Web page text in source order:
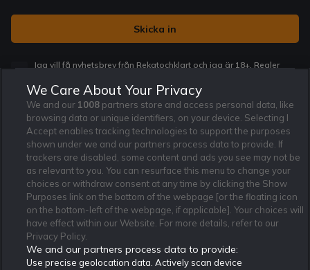
Jag vill få nyhetsbrev från Rekatochklart och jag är 18+. Regler
Rekatochklart.com är Sveriges ledande betting-community. 2017 nominerades
Affiliate Modell
Kontakta oss
Redaktionen
Ansvarsfullt Spelande
Nyhetsarkiv
Tipsarkiv
Cookie Policy
Användarvilkor
Integritetspolicy
Sportkalender
We Care About Your Privacy
We and our 1008 partners store and access personal data, like
browsing data or unique identifiers, on your device. Selecting I
Accept enables tracking technologies to support the purposes
shown under we and our partners process data to provide. If
trackers are disabled, some content and ads you see may not be
as relevant to you. You can resurface this menu to change your
choices or withdraw consent at any time by clicking the Show
Purposes link on the bottom of the webpage [or the floating icon
on the bottom-left of the webpage, if applicable]. Your choices will
have effect within our Website. For more details, refer to our
Privacy Policy.
We and our partners process data to provide:
Use precise geolocation data. Actively scan device